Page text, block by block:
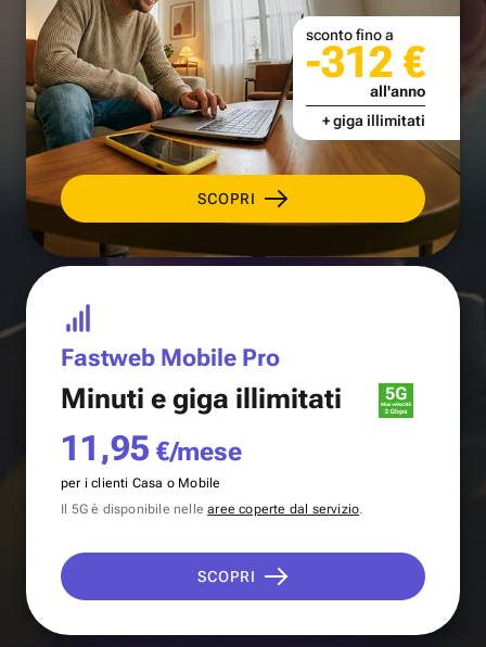
SCOPRI
sconto fino a
-312 €
all'anno
+ giga illimitati
Fastweb Mobile Pro
Minuti e giga illimitati
11,95 €/mese
per i clienti Casa o Mobile
Il 5G è disponibile nellearee coperte dal servizio.
SCOPRI